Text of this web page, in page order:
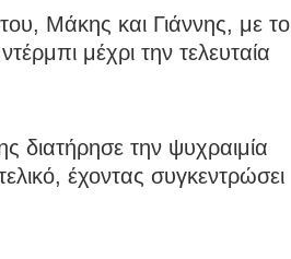
Μάκης και Γιάννης, με το
μέχρι την τελευταία
διατήρησε την ψυχραιμία
έχοντας συγκεντρώσει